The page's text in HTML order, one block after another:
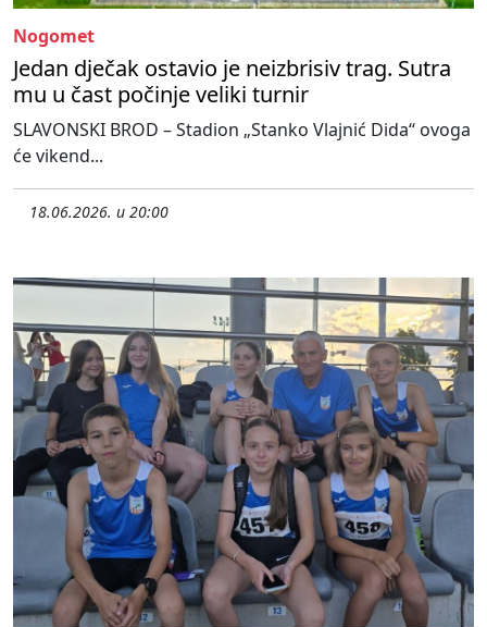
Nogomet
Jedan dječak ostavio je neizbrisiv trag. Sutra
mu u čast počinje veliki turnir
SLAVONSKI BROD – Stadion „Stanko Vlajnić Dida“ ovoga
će vikend...
18.06.2026. u 20:00